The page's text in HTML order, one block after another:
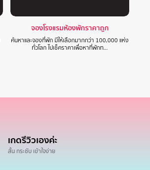
จองโรงแรมห้องพักราคาถูก
ค้นหาและจองที่พัก มีให้เลือกมากกว่า 100,000 แห่ง
ทั่วโลก ไปเช็คราคาเพื่อหาที่พักท…
เกดรีวิวเองค่ะ
สั้น กระชับ เข้าใจง่าย